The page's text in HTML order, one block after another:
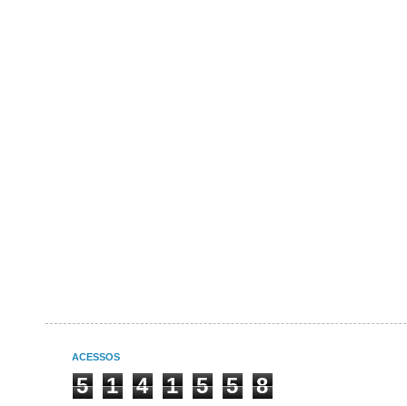
ACESSOS
5 1 4 1 5 5 8